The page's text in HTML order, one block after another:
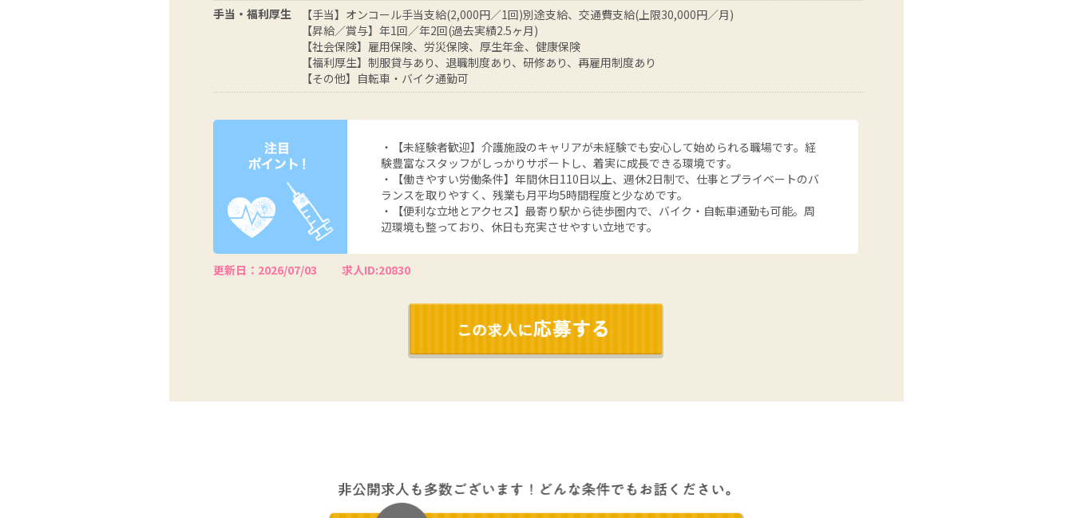
手当・福利厚生
【手当】オンコール手当支給(2,000円／1回)別途支給、交通費支給(上限30,000円／月)
【昇給／賞与】年1回／年2回(過去実績2.5ヶ月)
【社会保険】雇用保険、労災保険、厚生年金、健康保険
【福利厚生】制服貸与あり、退職制度あり、研修あり、再雇用制度あり
【その他】自転車・バイク通勤可
・【未経験者歓迎】介護施設のキャリアが未経験でも安心して始められる職場です。経
験豊富なスタッフがしっかりサポートし、着実に成長できる環境です。
・【働きやすい労働条件】年間休日110日以上、週休2日制で、仕事とプライベートのバ
ランスを取りやすく、残業も月平均5時間程度と少なめです。
・【便利な立地とアクセス】最寄り駅から徒歩圏内で、バイク・自転車通勤も可能。周
辺環境も整っており、休日も充実させやすい立地です。
更新日：2026/07/03 求人ID:20830